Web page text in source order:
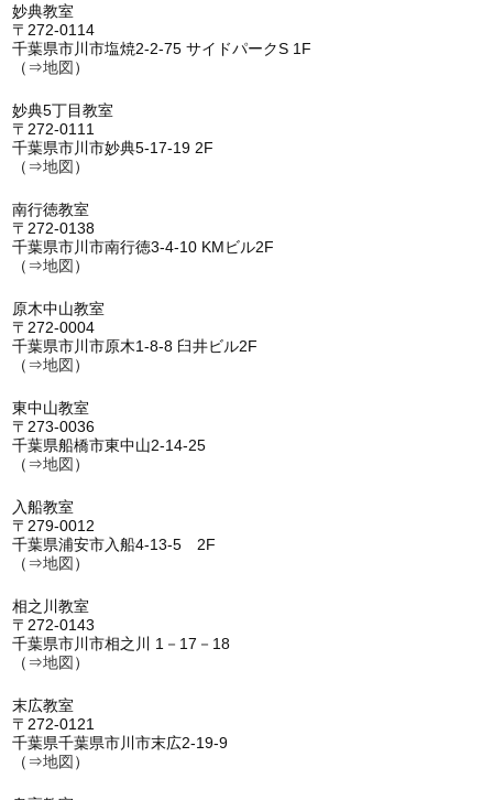
妙典教室
〒272-0114
千葉県市川市塩焼2-2-75 サイドパークS 1F
（⇒地図 ）
妙典5丁目教室
〒272-0111
千葉県市川市妙典5-17-19 2F
（⇒地図 ）
南行徳教室
〒272-0138
千葉県市川市南行徳3-4-10 KMビル2F
（⇒地図 ）
原木中山教室
〒272-0004
千葉県市川市原木1-8-8 臼井ビル2F
（⇒地図 ）
東中山教室
〒273-0036
千葉県船橋市東中山2-14-25
（⇒地図 ）
入船教室
〒279-0012
千葉県浦安市入船4-13-5 2F
（⇒地図 ）
相之川教室
〒272-0143
千葉県市川市相之川 1－17－18
（⇒地図 ）
末広教室
〒272-0121
千葉県千葉県市川市末広2-19-9
（⇒地図 ）